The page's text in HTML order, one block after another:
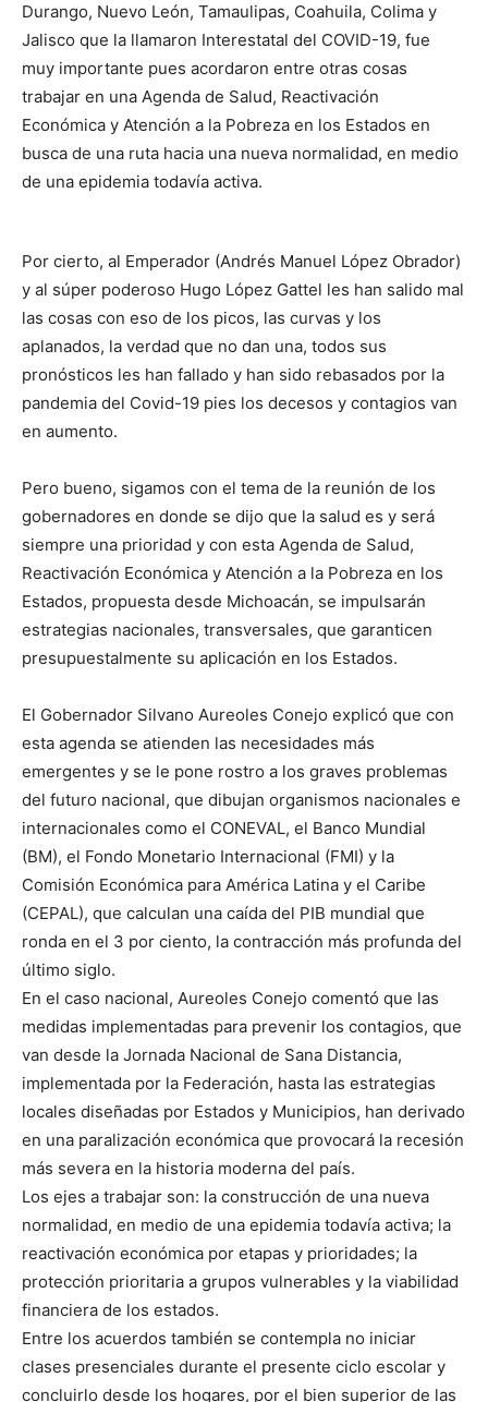
Durango, Nuevo León, Tamaulipas, Coahuila, Colima y
Jalisco que la llamaron Interestatal del COVID-19, fue
muy importante pues acordaron entre otras cosas
trabajar en una Agenda de Salud, Reactivación
Económica y Atención a la Pobreza en los Estados en
busca de una ruta hacia una nueva normalidad, en medio
de una epidemia todavía activa.
Por cierto, al Emperador (Andrés Manuel López Obrador)
y al súper poderoso Hugo López Gattel les han salido mal
las cosas con eso de los picos, las curvas y los
aplanados, la verdad que no dan una, todos sus
pronósticos les han fallado y han sido rebasados por la
pandemia del Covid-19 pies los decesos y contagios van
en aumento.
Pero bueno, sigamos con el tema de la reunión de los
gobernadores en donde se dijo que la salud es y será
siempre una prioridad y con esta Agenda de Salud,
Reactivación Económica y Atención a la Pobreza en los
Estados, propuesta desde Michoacán, se impulsarán
estrategias nacionales, transversales, que garanticen
presupuestalmente su aplicación en los Estados.
El Gobernador Silvano Aureoles Conejo explicó que con
esta agenda se atienden las necesidades más
emergentes y se le pone rostro a los graves problemas
del futuro nacional, que dibujan organismos nacionales e
internacionales como el CONEVAL, el Banco Mundial
(BM), el Fondo Monetario Internacional (FMI) y la
Comisión Económica para América Latina y el Caribe
(CEPAL), que calculan una caída del PIB mundial que
ronda en el 3 por ciento, la contracción más profunda del
último siglo.
En el caso nacional, Aureoles Conejo comentó que las
medidas implementadas para prevenir los contagios, que
van desde la Jornada Nacional de Sana Distancia,
implementada por la Federación, hasta las estrategias
locales diseñadas por Estados y Municipios, han derivado
en una paralización económica que provocará la recesión
más severa en la historia moderna del país.
Los ejes a trabajar son: la construcción de una nueva
normalidad, en medio de una epidemia todavía activa; la
reactivación económica por etapas y prioridades; la
protección prioritaria a grupos vulnerables y la viabilidad
financiera de los estados.
Entre los acuerdos también se contempla no iniciar
clases presenciales durante el presente ciclo escolar y
concluirlo desde los hogares, por el bien superior de las